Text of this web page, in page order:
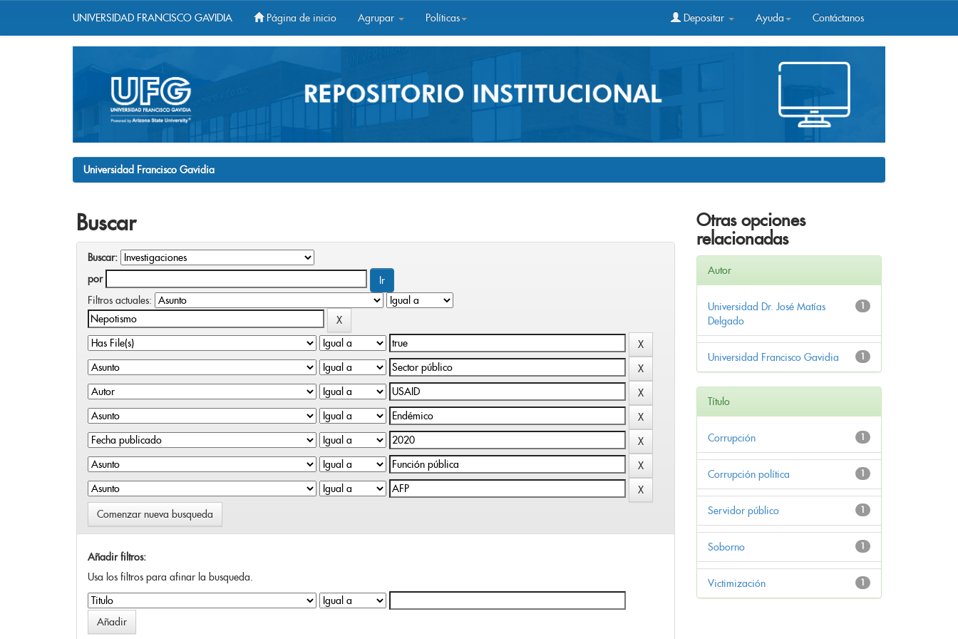
UNIVERSIDAD FRANCISCO GAVIDIA Página de inicio Agrupar Políticas Depositar Ayuda Contáctanos
Universidad Francisco Gavidia
Buscar
Buscar:
por
Filtros actuales:
Comenzar nueva busqueda
Añadir filtros:
Usa los filtros para afinar la busqueda.
Otras opciones
relacionadas
Autor
1
Universidad Dr. José Matías
Delgado
1
Universidad Francisco Gavidia
Título
1
Corrupción
1
Corrupción política
1
Servidor público
1
Soborno
1
Victimización